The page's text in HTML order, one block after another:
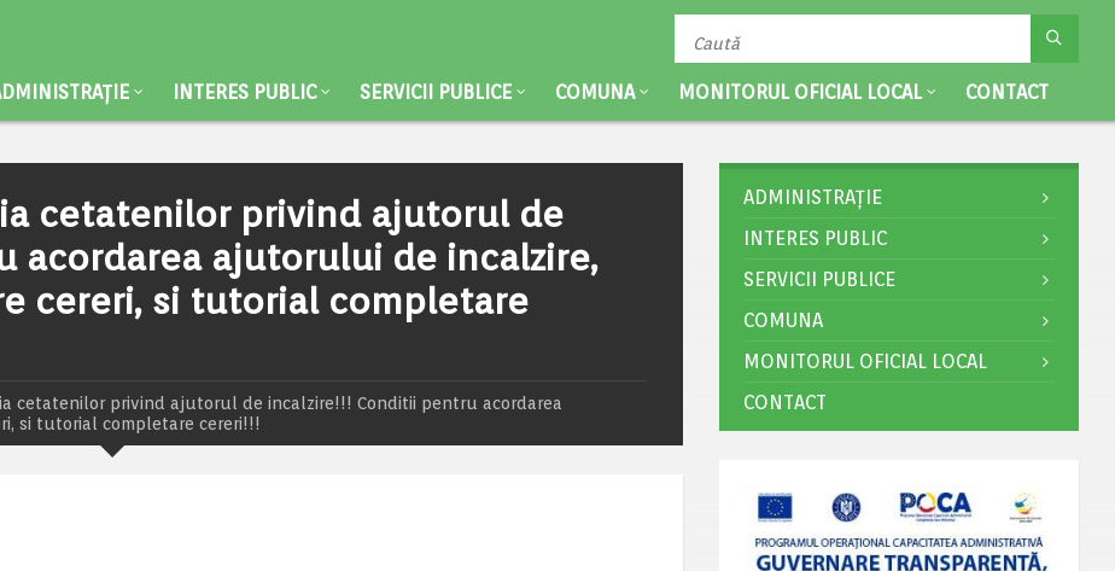
INTERES PUBLIC SERVICII PUBLICE COMUNA MONITORUL OFICIAL LOCAL CONTACT
cetatenilor privind ajutorul de
acordarea ajutorului de incalzire,
cereri, si tutorial completare
cetatenilor privind ajutorul de incalzire!!! Conditii pentru acordarea
si tutorial completare cereri!!!
ADMINISTRAȚIE
INTERES PUBLIC
SERVICII PUBLICE
COMUNA
MONITORUL OFICIAL LOCAL
CONTACT